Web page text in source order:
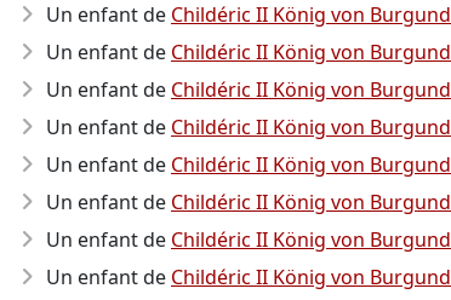
Un enfant de Childéric II König von Burgund
Un enfant de Childéric II König von Burgund
Un enfant de Childéric II König von Burgund
Un enfant de Childéric II König von Burgund
Un enfant de Childéric II König von Burgund
Un enfant de Childéric II König von Burgund
Un enfant de Childéric II König von Burgund
Un enfant de Childéric II König von Burgund